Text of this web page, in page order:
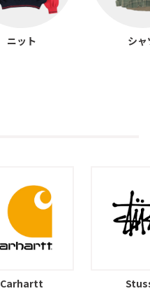
ニット シャ
Carhartt